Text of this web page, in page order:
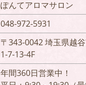
ぽんてアロマサロン
048-972-5931
〒343-0042 埼玉県越
1-7-13-4F
年間360日営業中！